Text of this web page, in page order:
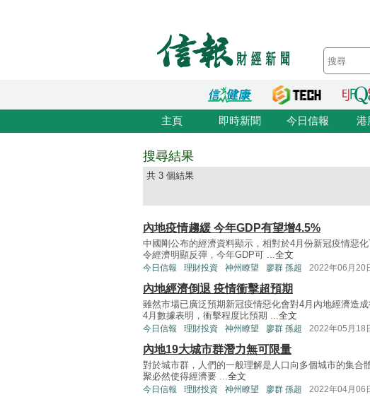
主頁 即時新聞 今日信報 港
搜尋結果
共 3 個結果
內地疫情趨緩 今年GDP有望增4.5%
中國剛公布的經濟資料顯示，相對於4月份新冠疫情惡
令經濟明顯反彈，今年GDP可 ...全文
今日信報 理財投資 神州瞭望 廖群 孫超 2022年06月20
內地經濟倒退 疫情衝擊超預期
雖然市場已廣泛預期新冠疫情惡化會對4月內地經濟造
4月數據表明，衝擊程度比預期 ...全文
今日信報 理財投資 神州瞭望 廖群 孫超 2022年05月18
內地19大城市群潛力無可限量
對於城市群，人們的一般理解是人口向多個城市的集合
聚必然使得經濟要 ...全文
今日信報 理財投資 神州瞭望 廖群 孫超 2022年04月06